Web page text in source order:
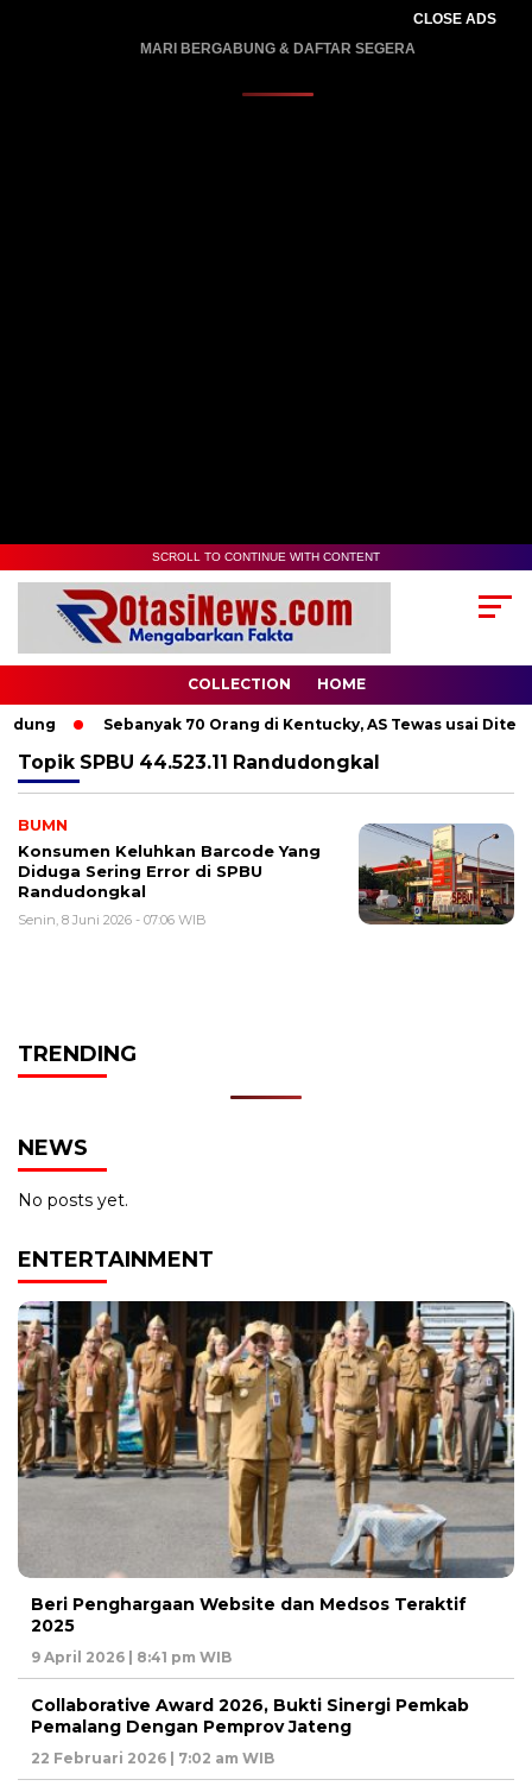
CLOSE ADS
MARI BERGABUNG & DAFTAR SEGERA
SCROLL TO CONTINUE WITH CONTENT
COLLECTION HOME
Sebanyak 70 Orang di Kentucky, AS Tewas usai
Topik SPBU 44.523.11 Randudongkal
BUMN
Konsumen Keluhkan Barcode Yang
Diduga Sering Error di SPBU
Randudongkal
Senin, 8 Juni 2026 - 07:06 WIB
TRENDING
NEWS
No posts yet.
ENTERTAINMENT
Beri Penghargaan Website dan Medsos Teraktif
2025
9 April 2026 | 8:41 pm WIB
Collaborative Award 2026, Bukti Sinergi Pemkab
Pemalang Dengan Pemprov Jateng
22 Februari 2026 | 7:02 am WIB